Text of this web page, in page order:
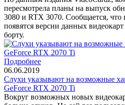
пересмотрела планы на выпуск
3080 и RTX 3070. Сообщается, что
появятся версии данных
борту.
Подробнее
06.06.2019
Слухи указывают на возможные
GeForce RTX 2070 Ti
Вокруг возможных новых